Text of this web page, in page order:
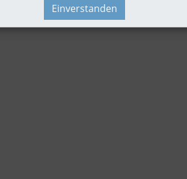
Einverstanden